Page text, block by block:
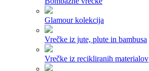
Glamour kolekcija
Vrečke iz jute, plute in bambusa
Vrečke iz recikliranih materialov